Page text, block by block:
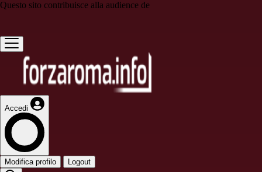
Questo sito contribuisce alla audience de
Accedi
Modifica profilo Logout